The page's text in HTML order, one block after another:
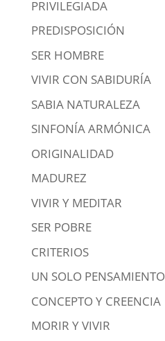
PRIVILEGIADA
PREDISPOSICIÓN
SER HOMBRE
VIVIR CON SABIDURÍA
SABIA NATURALEZA
SINFONÍA ARMÓNICA
ORIGINALIDAD
MADUREZ
VIVIR Y MEDITAR
SER POBRE
CRITERIOS
UN SOLO PENSAMIENTO
CONCEPTO Y CREENCIA
MORIR Y VIVIR